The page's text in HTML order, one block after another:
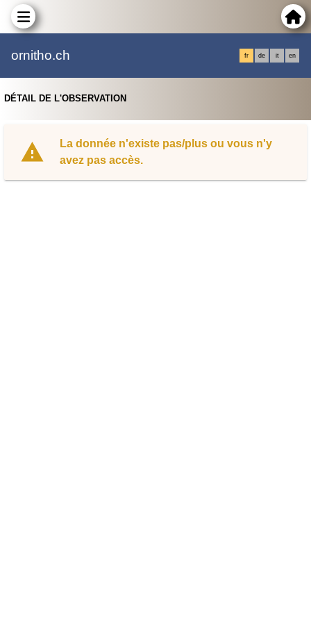
ornitho.ch fr de it en
DÉTAIL DE L'OBSERVATION
La donnée n'existe pas/plus ou vous n'y
avez pas accès.